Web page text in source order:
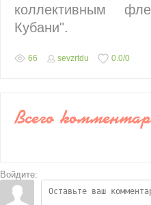
коллективным
Кубани".
66 sevzrtdu 0.0/0
Всего
Войдите: